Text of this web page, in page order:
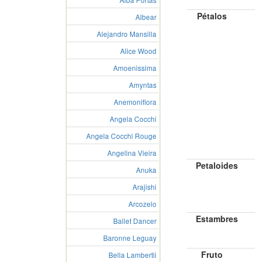
Albear
Alejandro Mansilla
Alice Wood
Amoenissima
Amyntas
Anemoniflora
Angela Cocchi
Angela Cocchi Rouge
Angelina Vieira
Anuka
Arajishi
Arcozelo
Ballet Dancer
Baronne Leguay
Bella Lambertii
Pétalos
Petaloides
Estambres
Fruto